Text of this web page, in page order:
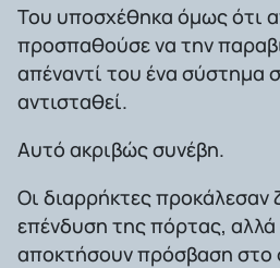
Του υποσχέθηκα όμως ότι
προσπαθούσε να την
απέναντί του ένα σύστημα
αντισταθεί.
Αυτό ακριβώς συνέβη.
Οι διαρρήκτες προκάλεσαν
επένδυση της πόρτας,
αποκτήσουν πρόσβαση στο